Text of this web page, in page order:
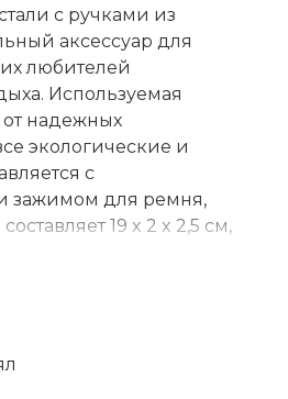
с ручками из
аксессуар для
любителей
Используемая
от надежных
экологические и
с
зажимом для ремня,
19 x 2 x 2,5 см,
с
размером 14 x 4 x
лазерная гравировка.